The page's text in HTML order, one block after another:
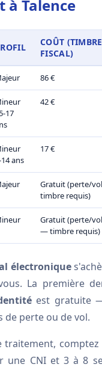
à Talence
COÛT (TIMBRE
FISCAL)
86 €
17
42 €
ans
17 €
Gratuit (perte/
timbre requis)
Gratuit (perte/vol
— timbre requis)
électronique
La première
est gratuite
de perte ou de vol.
comptez
une CNI et 3 à 8